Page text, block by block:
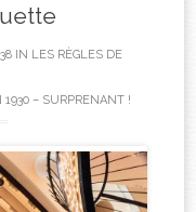
IN LES RÈGLES DE
– SURPRENANT !